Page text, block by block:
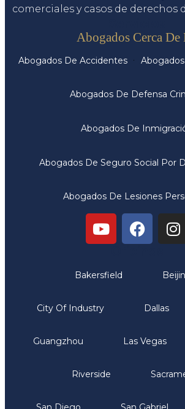
comerciales y casos de derechos
Abogados Cerca De
Abogados De Accidentes
Abogados De Defensa
Abogados De
Abogados De Seguro Social Por
Abogados De Lesiones
Bakersfield
City Of Industry Dallas
Guangzhou Las Vegas
Riverside